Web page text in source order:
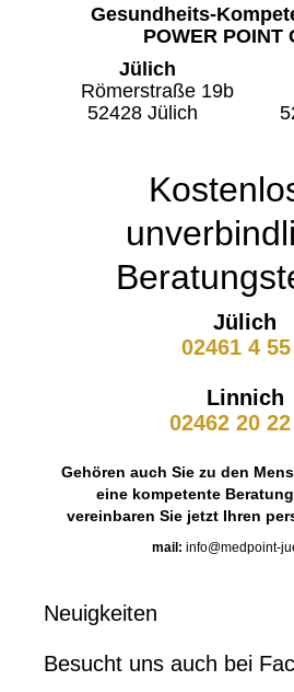
Gesundheits-
POWER POINT
Jülich
Römerstraße 19b
52428 Jülich
Jülich
02461 4
Linnich
02462 20
Gehören auch Sie zu den
eine kompetente
vereinbaren Sie jetzt Ihren
mail: info@medpoint-
Neuigkeiten
Besucht uns auch bei